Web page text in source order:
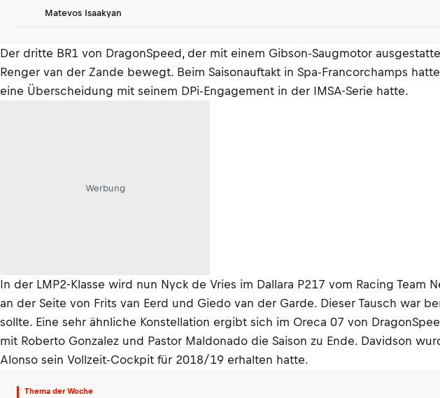
Matevos Isaakyan
Der dritte BR1 von DragonSpeed, der mit einem Gibson-Saugmotor
Renger van der Zande bewegt. Beim Saisonauftakt in Spa-Francorchamps
eine Überscheidung mit seinem DPi-Engagement in der IMSA-Serie hatte.
Werbung
In der LMP2-Klasse wird nun Nyck de Vries im Dallara P217 vom Racing
an der Seite von Frits van Eerd und Giedo van der Garde. Dieser Tausch war
sollte. Eine sehr ähnliche Konstellation ergibt sich im Oreca 07 von
mit Roberto Gonzalez und Pastor Maldonado die Saison zu Ende. Davidson
Alonso sein Vollzeit-Cockpit für 2018/19 erhalten hatte.
Thema der Woche